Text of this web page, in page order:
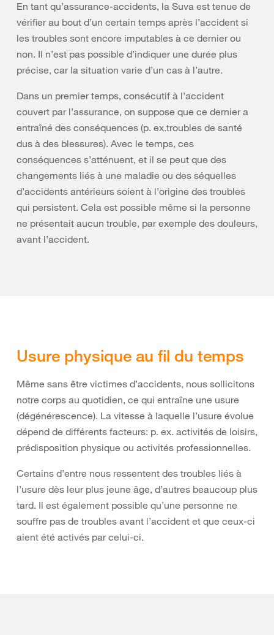
En tant qu’assurance-accidents, la Suva est tenue de
vérifier au bout d’un certain temps après l’accident si
les troubles sont encore imputables à ce dernier ou
non. Il n’est pas possible d’indiquer une durée plus
précise, car la situation varie d’un cas à l’autre.
Dans un premier temps, consécutif à l’accident
couvert par l’assurance, on suppose que ce dernier a
entraîné des conséquences (p. ex.troubles de santé
dus à des blessures). Avec le temps, ces
conséquences s’atténuent, et il se peut que des
changements liés à une maladie ou des séquelles
d’accidents antérieurs soient à l’origine des troubles
qui persistent. Cela est possible même si la personne
ne présentait aucun trouble, par exemple des douleurs,
avant l’accident.
Usure physique au fil du temps
Même sans être victimes d’accidents, nous sollicitons
notre corps au quotidien, ce qui entraîne une usure
(dégénérescence). La vitesse à laquelle l’usure évolue
dépend de différents facteurs: p. ex. activités de loisirs,
prédisposition physique ou activités professionnelles.
Certains d’entre nous ressentent des troubles liés à
l’usure dès leur plus jeune âge, d’autres beaucoup plus
tard. Il est également possible qu’une personne ne
souffre pas de troubles avant l’accident et que ceux-ci
aient été activés par celui-ci.